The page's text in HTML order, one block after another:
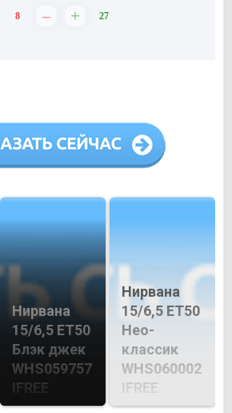
8 – + 27
Нирвана
15/6,5 ET50
Блэк джек
WHS059757
IFREE
Нирвана
15/6,5 ET50
Нео-
классик
WHS060002
IFREE